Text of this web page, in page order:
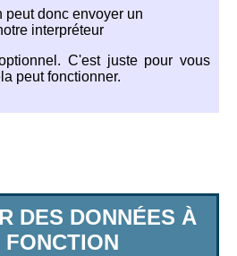
peut donc envoyer un
interpréteur
C'est juste pour vous
peut fonctionner.
DES DONNÉES À
FONCTION